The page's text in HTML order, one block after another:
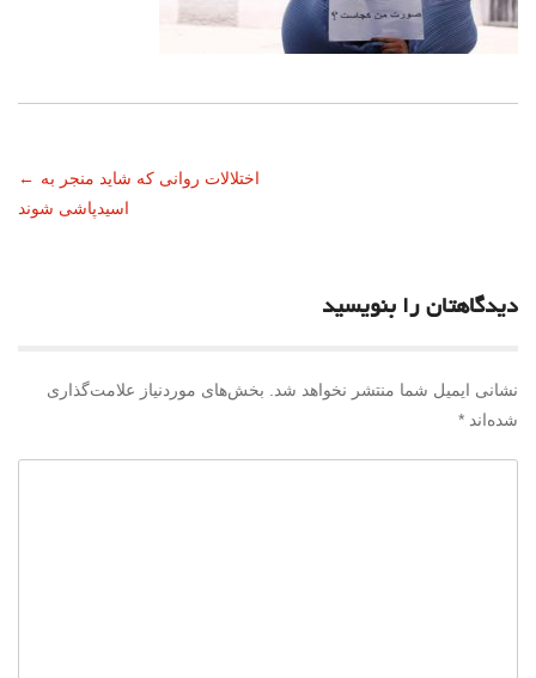
← اختلالات روانی که شاید منجر به
اسیدپاشی شوند
دیدگاهتان را بنویسید
نشانی ایمیل شما منتشر نخواهد شد. بخش‌های موردنیاز علامت‌گذاری
شده‌اند *